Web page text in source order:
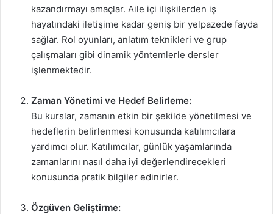
kazandırmayı amaçlar. Aile içi ilişkilerden iş
hayatındaki iletişime kadar geniş bir yelpazede fayda
sağlar. Rol oyunları, anlatım teknikleri ve grup
çalışmaları gibi dinamik yöntemlerle dersler
işlenmektedir.
Zaman Yönetimi ve Hedef Belirleme:
Bu kurslar, zamanın etkin bir şekilde yönetilmesi ve
hedeflerin belirlenmesi konusunda katılımcılara
yardımcı olur. Katılımcılar, günlük yaşamlarında
zamanlarını nasıl daha iyi değerlendirecekleri
konusunda pratik bilgiler edinirler.
Özgüven Geliştirme: